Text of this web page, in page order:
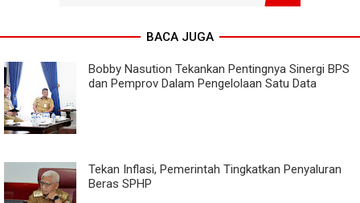
BACA JUGA
Bobby Nasution Tekankan Pentingnya Sinergi BPS
dan Pemprov Dalam Pengelolaan Satu Data
Tekan Inflasi, Pemerintah Tingkatkan Penyaluran
Beras SPHP